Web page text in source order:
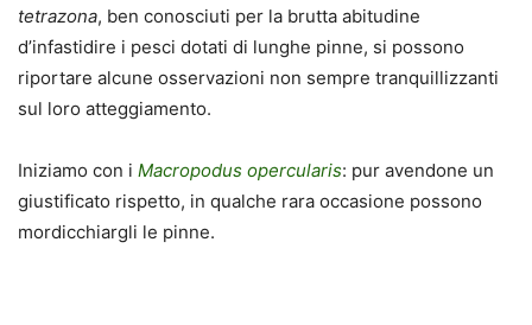
tetrazona, ben conosciuti per la brutta abitudine
d’infastidire i pesci dotati di lunghe pinne, si possono
riportare alcune osservazioni non sempre tranquillizzanti
sul loro atteggiamento.
Iniziamo con i Macropodus opercularis: pur avendone un
giustificato rispetto, in qualche rara occasione possono
mordicchiargli le pinne.